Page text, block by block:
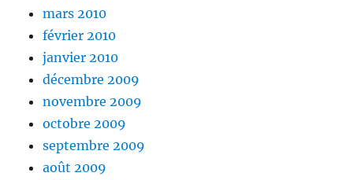
mars 2010
février 2010
janvier 2010
décembre 2009
novembre 2009
octobre 2009
septembre 2009
août 2009